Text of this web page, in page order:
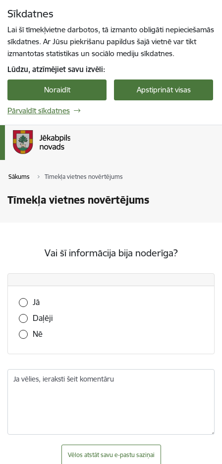
Sīkdatnes
Lai šī tīmekļvietne darbotos, tā izmanto obligāti nepieciešamās
sīkdatnes. Ar Jūsu piekrišanu papildus šajā vietnē var tikt
izmantotas statistikas un sociālo mediju sīkdatnes.
Lūdzu, atzīmējiet savu izvēli:
Noraidīt Apstiprināt visas
Pārvaldīt sīkdatnes
Sākums Tīmekļa vietnes novērtējums
Tīmekļa vietnes novērtējums
Vai šī informācija bija noderīga?
Vai šī informācija bija noderīga?
Jā
Daļēji
Nē
Ja vēlies, ieraksti šeit komentāru
Vēlos atstāt savu e-pastu saziņai